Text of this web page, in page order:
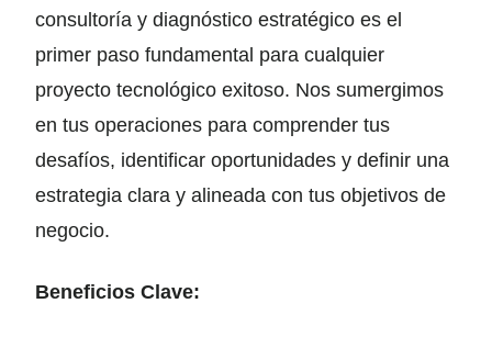
consultoría y diagnóstico estratégico es el
primer paso fundamental para cualquier
proyecto tecnológico exitoso. Nos sumergimos
en tus operaciones para comprender tus
desafíos, identificar oportunidades y definir una
estrategia clara y alineada con tus objetivos de
negocio.
Beneficios Clave: